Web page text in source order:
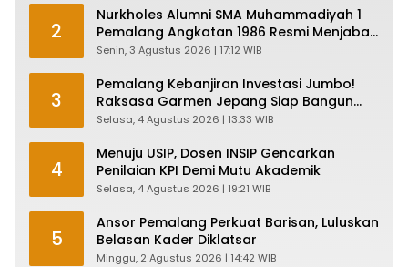
2
Nurkholes Alumni SMA Muhammadiyah 1
Pemalang Angkatan 1986 Resmi Menjabat
Plt Bupati, Inilah Pesan Ketua Asmam 86
Senin, 3 Agustus 2026 | 17:12 WIB
3
Pemalang Kebanjiran Investasi Jumbo!
Raksasa Garmen Jepang Siap Bangun
Pabrik dan Serap Ribuan Tenaga Kerja
Selasa, 4 Agustus 2026 | 13:33 WIB
4
Menuju USIP, Dosen INSIP Gencarkan
Penilaian KPI Demi Mutu Akademik
Selasa, 4 Agustus 2026 | 19:21 WIB
5
Ansor Pemalang Perkuat Barisan, Luluskan
Belasan Kader Diklatsar
Minggu, 2 Agustus 2026 | 14:42 WIB